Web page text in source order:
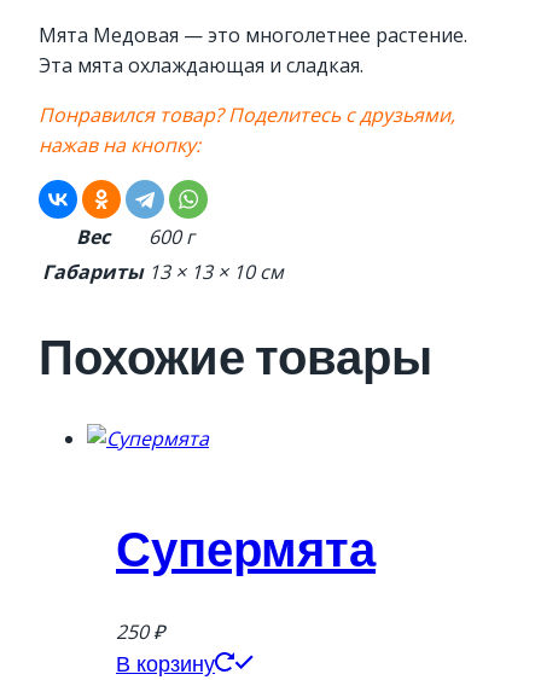
Мята Медовая — это многолетнее растение.
Эта мята охлаждающая и сладкая.
Понравился товар? Поделитесь с друзьями,
нажав на кнопку:
Вес
600 г
Габариты 13 × 13 × 10 см
Похожие товары
Супермята
250₽
В корзину